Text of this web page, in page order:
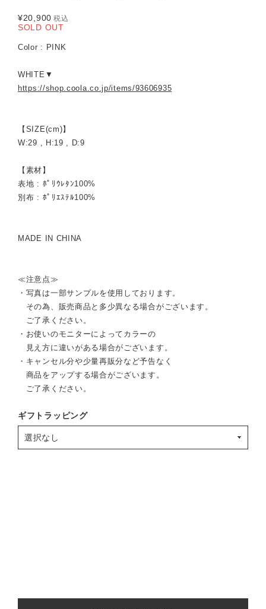
¥20,900 税込
SOLD OUT
Color : PINK
WHITE▼
https://shop.coola.co.jp/items/93606935
【SIZE(cm)】
W:29 , H:19 , D:9
【素材】
表地 : ﾎﾟﾘｳﾚﾀﾝ100%
別布 : ﾎﾟﾘｴｽﾃﾙ100%
MADE IN CHINA
≪注意点≫
・写真は一部サンプルを使用しております。
その為、販売商品と多少異なる場合がございます。
ご了承ください。
・お使いのモニターによってカラーの
見え方に違いがある場合がございます。
・キャンセル分や少量再販分など予告なく
商品をアップする場合がございます。
ご了承ください。
ギフトラッピング